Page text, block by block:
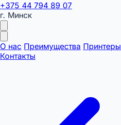
+375 44 794 89 07
г. Минск
О нас Преимущества Принтеры
Контакты